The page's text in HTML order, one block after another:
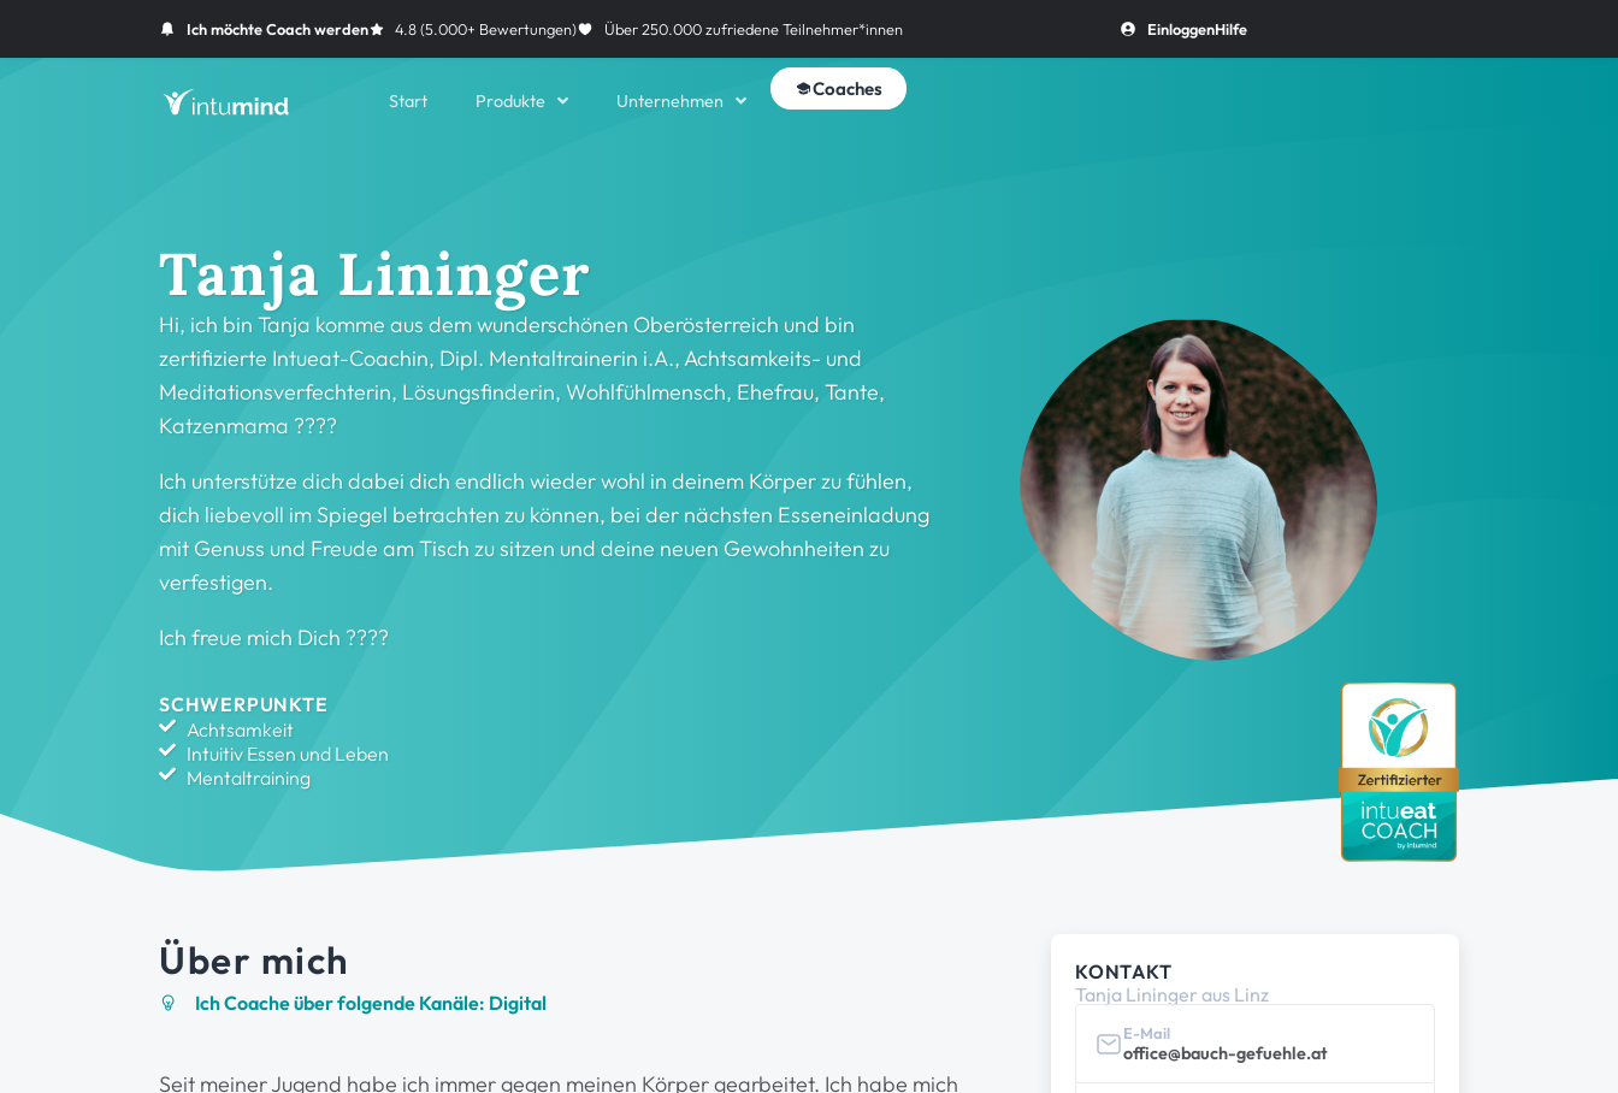
Ich möchte Coach werden 4.8 (5.000+ Bewertungen) Über 250.000 zufriedene Teilnehmer*innen EinloggenHilfe
Start Produkte Unternehmen
Coaches
Tanja Lininger
Hi, ich bin Tanja komme aus dem wunderschönen Oberösterreich und bin
zertifizierte Intueat-Coachin, Dipl. Mentaltrainerin i.A., Achtsamkeits- und
Meditationsverfechterin, Lösungsfinderin, Wohlfühlmensch, Ehefrau, Tante,
Katzenmama ????
Ich unterstütze dich dabei dich endlich wieder wohl in deinem Körper zu fühlen,
dich liebevoll im Spiegel betrachten zu können, bei der nächsten Esseneinladung
mit Genuss und Freude am Tisch zu sitzen und deine neuen Gewohnheiten zu
verfestigen.
Ich freue mich Dich ????
SCHWERPUNKTE
Achtsamkeit
Intuitiv Essen und Leben
Mentaltraining
Über mich
Ich Coache über folgende Kanäle: Digital
Seit meiner Jugend habe ich immer gegen meinen Körper gearbeitet. Ich habe mich
KONTAKT
Tanja Lininger aus Linz
E-Mail
office@bauch-gefuehle.at